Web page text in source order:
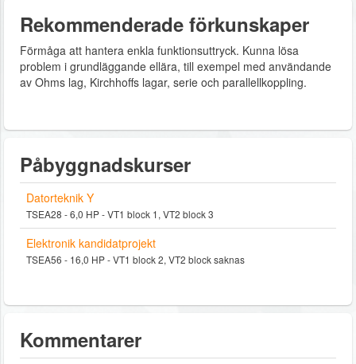
Rekommenderade förkunskaper
Förmåga att hantera enkla funktionsuttryck. Kunna lösa
problem i grundläggande ellära, till exempel med användande
av Ohms lag, Kirchhoffs lagar, serie och parallellkoppling.
Påbyggnadskurser
Datorteknik Y
TSEA28 - 6,0 HP - VT1 block 1, VT2 block 3
Elektronik kandidatprojekt
TSEA56 - 16,0 HP - VT1 block 2, VT2 block saknas
Kommentarer